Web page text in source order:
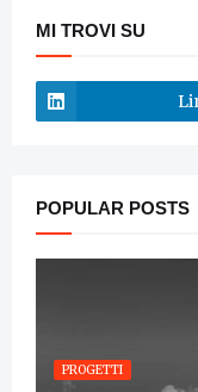
MI TROVI SU
POPULAR POSTS
PROGETTI